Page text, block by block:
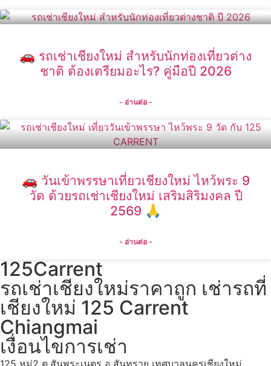
🚗 รถเช่าเชียงใหม่ สำหรับนักท่องเที่ยวต่าง
ชาติ ต้องเตรียมอะไร? คู่มือปี 2026
- อ่านต่อ -
🚗 วันเข้าพรรษาเที่ยวเชียงใหม่ ไหว้พระ 9
วัด ด้วยรถเช่าเชียงใหม่ เสริมสิริมงคล ปี
2569 🙏
- อ่านต่อ -
125Carrent
รถเช่าเชียงใหม่ราคาถูก เช่ารถที่
เชียงใหม่ 125 Carrent
Chiangmai
เงื่อนไขการเช่า
125 หมู่2 ต.สันพระเนตร อ.สันทราย เทศบาลนครเชียงใหม่,